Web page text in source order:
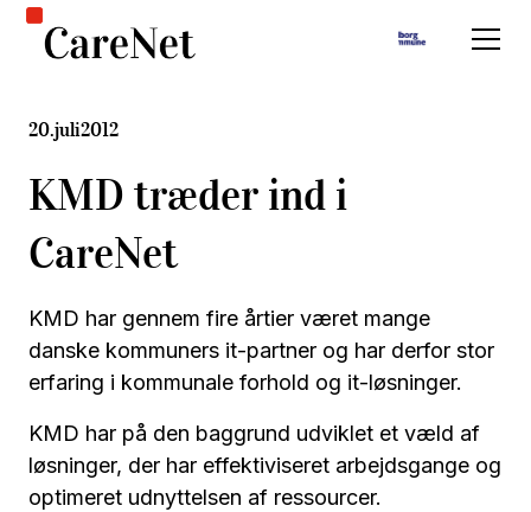
20.juli2012
KMD træder ind i
CareNet
KMD har gennem fire årtier været mange
danske kommuners it-partner og har derfor stor
erfaring i kommunale forhold og it-løsninger.
KMD har på den baggrund udviklet et væld af
løsninger, der har effektiviseret arbejdsgange og
optimeret udnyttelsen af ressourcer.